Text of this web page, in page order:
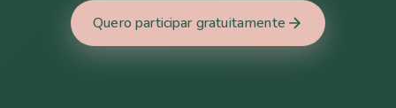
Quero participar gratuitamente